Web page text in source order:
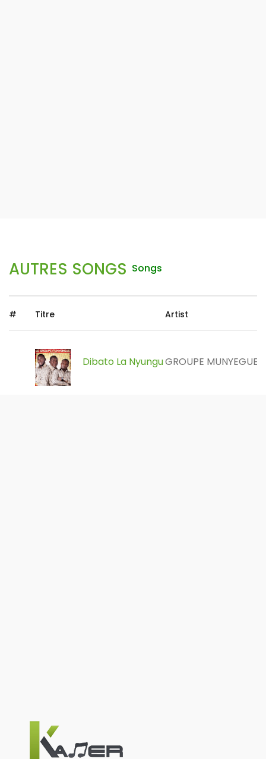
AUTRES SONGS Songs
# Titre Artist
Dibato La NyunguGROUPE MUNYEGUE